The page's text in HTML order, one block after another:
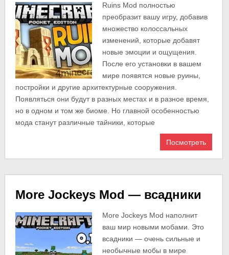
Ruins Mod полностью
преобразит вашу игру, добавив
множество колоссальных
изменений, которые добавят
новые эмоции и ощущения.
После его установки в вашем
мире появятся новые руины,
постройки и другие архитектурные сооружения.
Появляться они будут в разных местах и в разное время,
но в одном и том же биоме. Но главной особенностью
мода станут различные тайники, которые
Посмотреть
More Jockeys Mod — всадники
More Jockeys Mod наполнит
ваш мир новыми мобами. Это
всадники — очень сильные и
необычные мобы в мире